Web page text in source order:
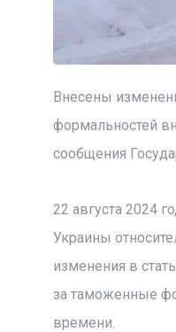
Внесены
формальностей
сообщения
22 августа 2024
Украины
изменения в
за таможенные
времени.